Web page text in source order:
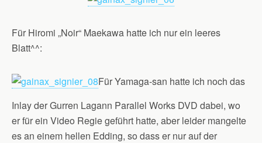
Für Hiromi „Noir“ Maekawa hatte ich nur ein leeres
Blatt^^:
Für Yamaga-san hatte ich noch das
Inlay der Gurren Lagann Parallel Works DVD dabei, wo
er für ein Video Regie geführt hatte, aber leider mangelte
es an einem hellen Edding, so dass er nur auf der